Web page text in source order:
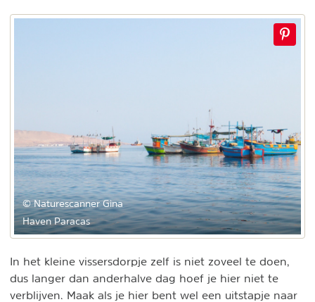
© Naturescanner Gina
Haven Paracas
In het kleine vissersdorpje zelf is niet zoveel te doen,
dus langer dan anderhalve dag hoef je hier niet te
verblijven. Maak als je hier bent wel een uitstapje naar